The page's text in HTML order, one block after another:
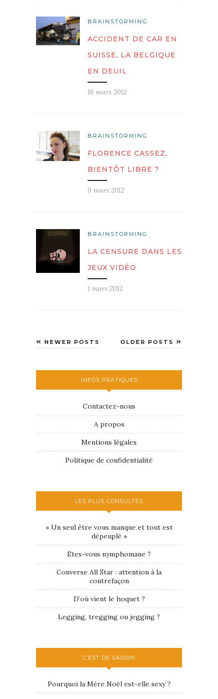
BRAINSTORMING
ACCIDENT DE CAR EN
SUISSE, LA BELGIQUE
EN DEUIL
16 mars 2012
BRAINSTORMING
FLORENCE CASSEZ,
BIENTÔT LIBRE ?
9 mars 2012
BRAINSTORMING
LA CENSURE DANS LES
JEUX VIDÉO
1 mars 2012
OLDER POSTS
NEWER POSTS
INFOS PRATIQUES
Contactez-nous
A propos
Mentions légales
Politique de confidentialité
LES PLUS CONSULTÉS
« Un seul être vous manque et tout est
dépeuplé »
Etes-vous nymphomane ?
Converse All Star : attention à la
contrefaçon
D’où vient le hoquet ?
Legging, tregging ou jegging ?
C’EST DE SAISON
Pourquoi la Mère Noël est-elle sexy ?